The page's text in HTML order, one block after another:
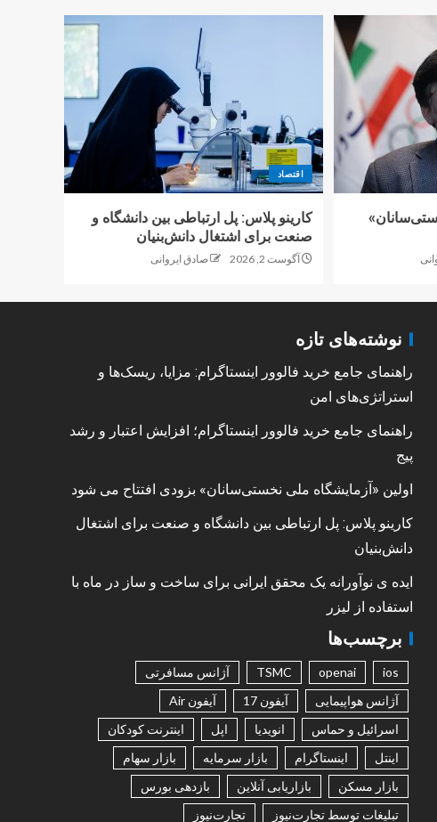
اقتصاد
کارینو پلاس: پل ارتباطی بین دانشگاه و
صنعت برای اشتغال دانش‌بنیان
آگوست 2, 2026 صادق ایروانی
نوشته‌های تازه
راهنمای جامع خرید فالوور اینستاگرام: مزایا، ریسک‌ها و
استراتژی‌های امن
راهنمای جامع خرید فالوور اینستاگرام؛ افزایش اعتبار و رشد
پیج
اولین «آزمایشگاه ملی نخستی‌سانان» بزودی افتتاح می شود
کارینو پلاس: پل ارتباطی بین دانشگاه و صنعت برای اشتغال
دانش‌بنیان
ایده ی نوآورانه یک محقق ایرانی برای ساخت و ساز در ماه با
استفاده از لیزر
برچسب‌ها
ios
openai
TSMC
آژانس مسافرتی
آژانس هواپیمایی
آیفون 17
آیفون Air
اسرائیل و حماس
انویدیا اپل
اینترنت کودکان
اینتل
اینستاگرام بازار سرمایه
بازار سهام
بازار مسکن
بازاریابی آنلاین
بازدهی بورس
تبلیغات توسط تجارت‌نیوز
تجارت‌نیوز